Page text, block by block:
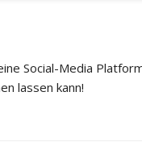
Social-Media
lassen kann!